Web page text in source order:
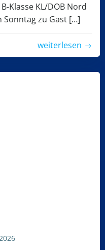
Klasse KL/DOB Nord
Sonntag zu Gast […]
weiterlesen